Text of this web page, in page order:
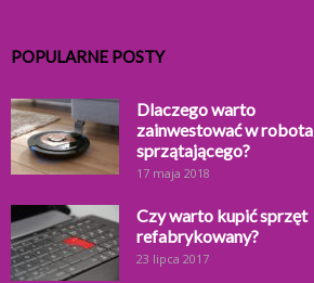
POPULARNE POSTY
Dlaczego warto
zainwestować w robota
sprzątającego?
17 maja 2018
Czy warto kupić sprzęt
refabrykowany?
23 lipca 2017